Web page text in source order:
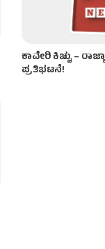
ಕಾವೇರಿ ಕಿಚ್ಚು –
ಪ್ರತಿಭಟನೆ!